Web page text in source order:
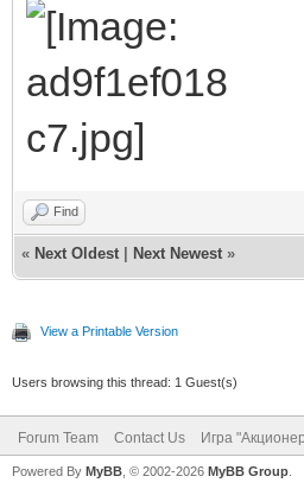
Find
« Next Oldest Next Newest »
View a Printable Version
Users browsing this thread: 1 Guest(s)
Forum Team Contact Us Игра
Powered By MyBB , © 2002-2026 MyBB Group